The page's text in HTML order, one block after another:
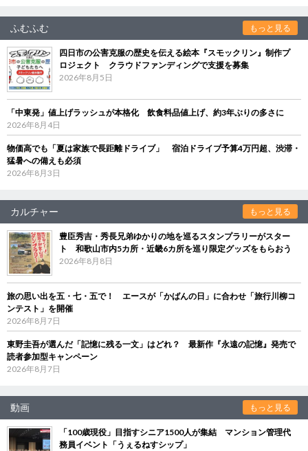
ふむふむ もっと見る
四日市の公害克服の歴史を伝える絵本『スモックリン』制作プ
ロジェクト クラウドファンディングで支援を募集
2026年8月5日
「中東発」値上げラッシュが本格化 飲食料品値上げ、約3年ぶりの多さに
2026年8月4日
物価高でも「夏は家族で長距離ドライブ」 宿泊ドライブ予算4万円超、渋滞・
猛暑への備えも必須
2026年8月3日
カルチャー もっと見る
豊臣秀吉・秀長兄弟ゆかりの地を巡るスタンプラリーがスター
ト 和歌山市内5カ所・近畿6カ所を巡り限定グッズをもらおう
2026年8月8日
旅の思い出を五・七・五で！ エースが「かばんの日」に合わせ「旅行川柳コ
ンテスト」を開催
2026年8月7日
東野圭吾が選んだ「記憶に残る一文」はどれ？ 最新作『永遠の記憶』発売で
読者参加型キャンペーン
2026年8月7日
動画 もっと見る
「100歳現役」目指すシニア1500人が集結 マンション管理代
務員イベント「うぇるねすシップ」